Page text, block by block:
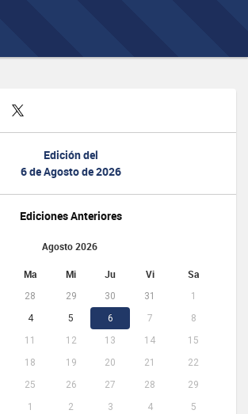
Edición del
6 de Agosto de 2026
Ediciones Anteriores
Agosto 2026
Ma Mi Ju Vi Sa
28 29 30 31
1
4 5 6 7
8
11 12 13 14
15
18 19 20 21
22
25 26 27 28
29
1 2 3 4 5